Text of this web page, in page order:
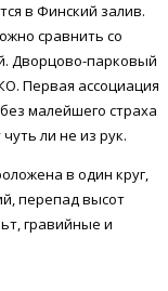
в Финский залив.
сравнить со
Дворцово-парковый
Первая ассоциация
малейшего страха
ли не из рук.
в один круг,
перепад высот
гравийные и